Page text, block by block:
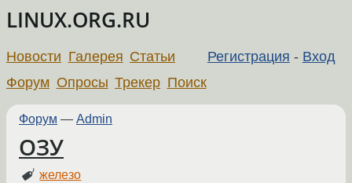
LINUX.ORG.RU
Регистрация - Вход
Новости Галерея Статьи
Форум Опросы Трекер Поиск
Форум — Admin
ОЗУ
железо